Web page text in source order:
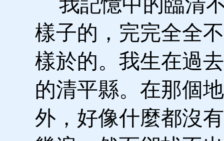
樣子的，完完全全
樣於的。我生在過
的清平縣。在那個
外，好像什麼都沒